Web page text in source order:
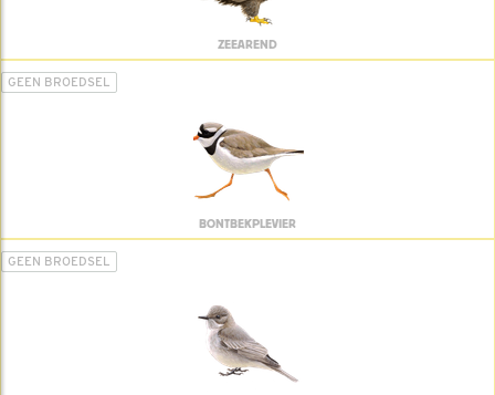
ZEEAREND
GEEN BROEDSEL
BONTBEKPLEVIER
GEEN BROEDSEL